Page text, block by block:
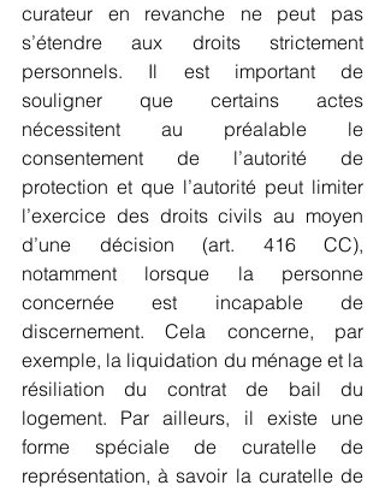
curateur en revanche ne peut pas
s’étendre aux droits strictement
personnels. Il est important de
souligner que certains actes
nécessitent au préalable le
consentement de l’autorité de
protection et que l’autorité peut limiter
l’exercice des droits civils au moyen
d’une décision (art. 416 CC),
notamment lorsque la personne
concernée est incapable de
discernement. Cela concerne, par
exemple, la liquidation du ménage et la
résiliation du contrat de bail du
logement. Par ailleurs, il existe une
forme spéciale de curatelle de
représentation, à savoir la curatelle de